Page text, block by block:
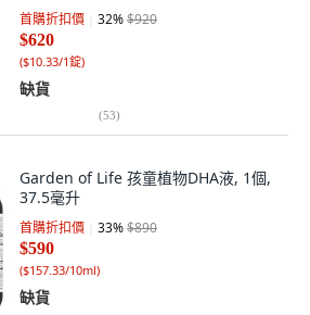
首購折扣價 32%$920
$620
($10.33/1錠)
缺貨
(53)
Garden of Life 孩童植物DHA液, 1個,
37.5毫升
首購折扣價 33%$890
$590
($157.33/10ml)
缺貨